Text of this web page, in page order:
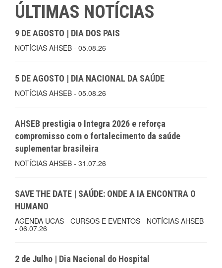
ÚLTIMAS NOTÍCIAS
9 DE AGOSTO | DIA DOS PAIS
NOTÍCIAS AHSEB - 05.08.26
5 DE AGOSTO | DIA NACIONAL DA SAÚDE
NOTÍCIAS AHSEB - 05.08.26
AHSEB prestigia o Integra 2026 e reforça
compromisso com o fortalecimento da saúde
suplementar brasileira
NOTÍCIAS AHSEB - 31.07.26
SAVE THE DATE | SAÚDE: ONDE A IA ENCONTRA O
HUMANO
AGENDA UCAS - CURSOS E EVENTOS - NOTÍCIAS AHSEB
- 06.07.26
2 de Julho | Dia Nacional do Hospital